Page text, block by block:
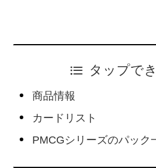
タップで
商品情報
カードリスト
PMCGシリーズのパック